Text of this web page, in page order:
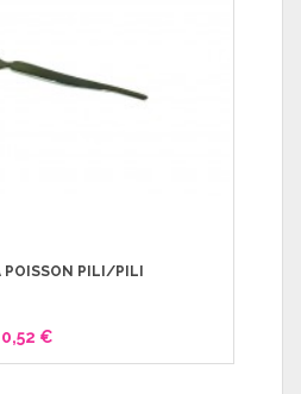
POISSON PILI/PILI
0,52 €